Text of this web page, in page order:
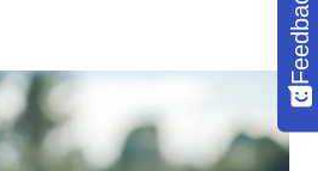
Feedback